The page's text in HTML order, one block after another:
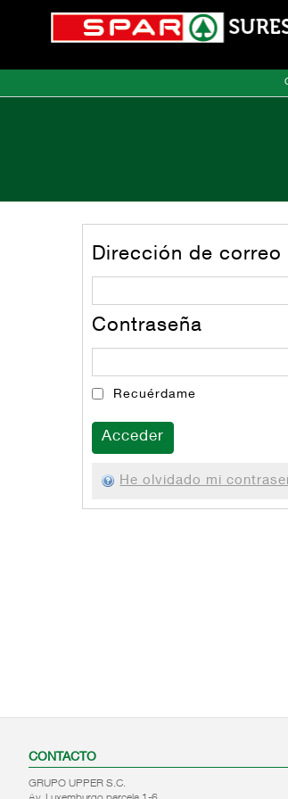
Dirección de correo
Contraseña
Recuérdame
He olvidado mi
CONTACTO
GRUPO UPPER S.C.